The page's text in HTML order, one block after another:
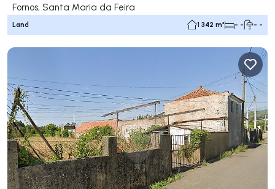
Fornos, Santa Maria da Feira
Land 1 342 m² - - - -